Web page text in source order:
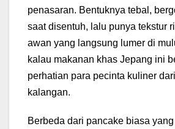
penasaran. Bentuknya tebal,
saat disentuh, lalu punya tekstur
awan yang langsung lumer di
kalau makanan khas Jepang ini
perhatian para pecinta kuliner
kalangan.
Berbeda dari pancake biasa